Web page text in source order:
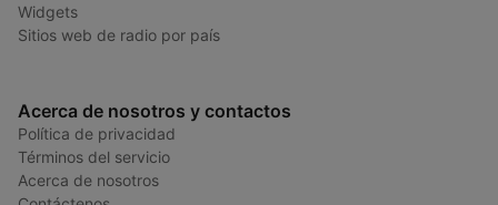
Widgets
Sitios web de radio por país
Acerca de nosotros y contactos
Política de privacidad
Términos del servicio
Acerca de nosotros